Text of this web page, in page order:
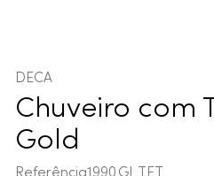
DECA
Chuveiro com
Gold
Referência1990.GL.TET